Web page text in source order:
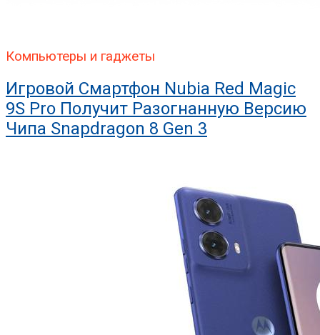
Компьютеры и гаджеты
Игровой Смартфон Nubia Red Magic
9S Pro Получит Разогнанную Версию
Чипа Snapdragon 8 Gen 3